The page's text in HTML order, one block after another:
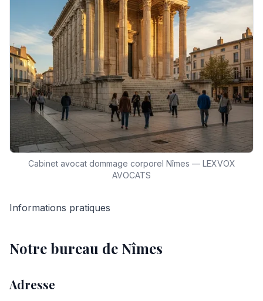
Cabinet avocat dommage corporel Nîmes — LEXVOX
AVOCATS
Informations pratiques
Notre bureau de Nîmes
Adresse